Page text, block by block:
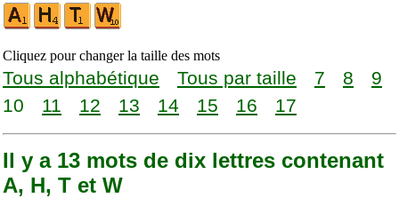
Cliquez pour changer la taille des mots
Tous alphabétique Tous par taille 7 8
9
10
11 12 13 14 15 16 17
Il y a 13 mots de dix lettres contenant
A, H, T et W